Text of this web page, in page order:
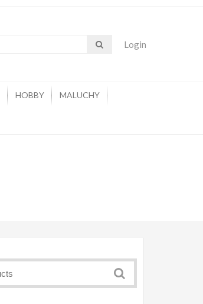
Login
HOBBY MALUCHY